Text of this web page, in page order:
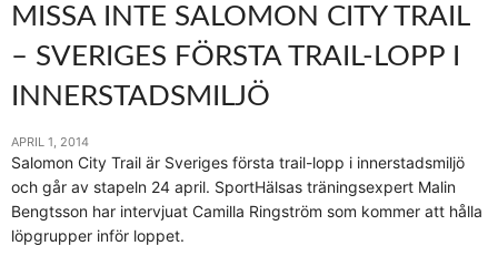
MISSA INTE SALOMON CITY TRAIL
– SVERIGES FÖRSTA TRAIL-LOPP I
INNERSTADSMILJÖ
APRIL 1, 2014
Salomon City Trail är Sveriges första trail-lopp i innerstadsmiljö
och går av stapeln 24 april. SportHälsas träningsexpert Malin
Bengtsson har intervjuat Camilla Ringström som kommer att hålla
löpgrupper inför loppet.